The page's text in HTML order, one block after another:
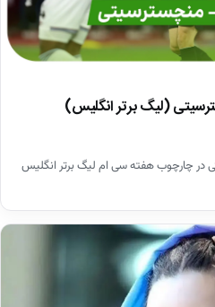
در چارچوب هفته سی ام لیگ برتر انگلیس